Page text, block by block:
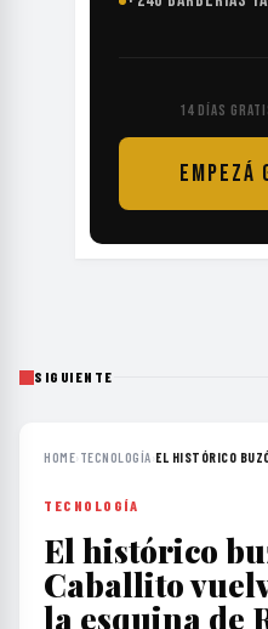
El histórico
Caballito
la esquina de
Doblas